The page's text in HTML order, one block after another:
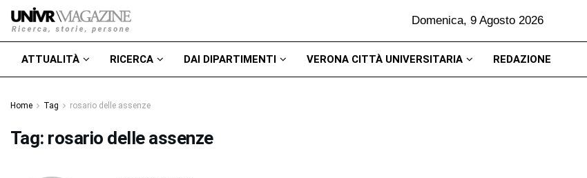
Domenica, 9 Agosto 2026
ATTUALITÀ RICERCA DAI DIPARTIMENTI VERONA CITTÀ UNIVERSITARIA REDAZIONE
Home Tag rosario delle assenze
Tag: rosario delle assenze